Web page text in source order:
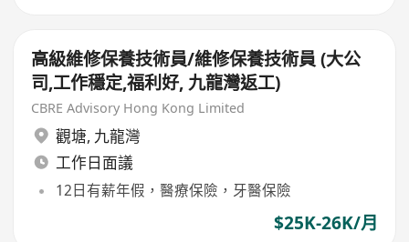
高級維修保養技術員/維修保養技術員 (大公
司,工作穩定,福利好, 九龍灣返工)
CBRE Advisory Hong Kong Limited
觀塘, 九龍灣
工作日面議
12日有薪年假，醫療保險，牙醫保險
$25K-26K/月